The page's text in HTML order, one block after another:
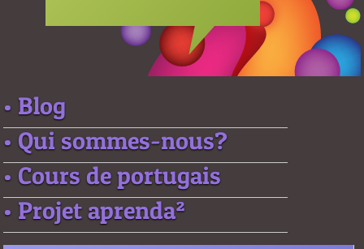
• Blog
• Qui sommes-nous?
• Cours de portugais
• Projet aprenda²